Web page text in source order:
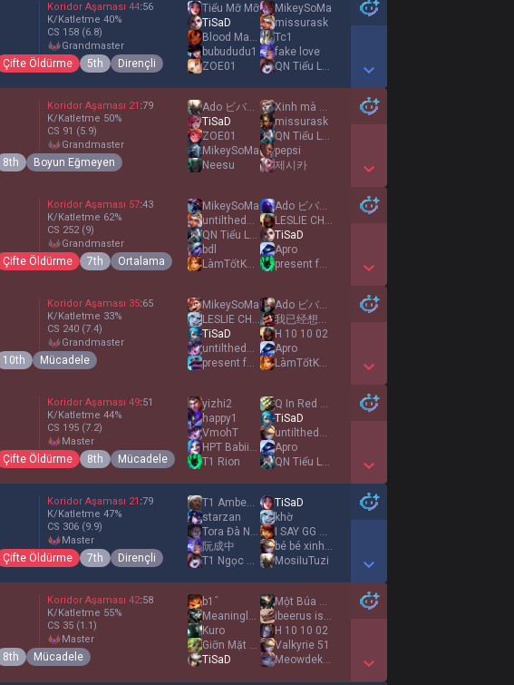
Koridor Aşaması 44:56
K/Katletme 40%
CS 158 (6.8)
grandmaster
Çifte Öldürme 5th Dirençli
Tiểu Mỡ Mỡ
TiSaD
Blood Mage
bubududu1
ZOE01
MikeySoMa
missurask
Tc1
fake love
QN Tiểu Lục
Show More Detail Games
Koridor Aşaması 21 :79
K/Katletme 50%
CS 91 (5.9)
grandmaster
8th Boyun Eğmeyen
Ado ビバリウム
TiSaD
ZOE01
MikeySoMa
Neesu
Xinh mà hay dỗii
missurask
QN Tiểu Lục
pepsi
제시카
Show More Detail Games
Koridor Aşaması 57:43
K/Katletme 62%
CS 252 (9)
grandmaster
Çifte Öldürme 7th Ortalama
MikeySoMa
untilthedaywedie
QN Tiểu Lục
bdl
LàmTốtKhoảnNhanh
Ado ビバリウム
LESLIE CHEUNG
TiSaD
Apro
present future
Show More Detail Games
Koridor Aşaması 35:65
K/Katletme 33%
CS 240 (7.4)
grandmaster
10th Mücadele
MikeySoMa
LESLIE CHEUNG
TiSaD
untilthedaywedie
present future
Ado ビバリウム
我已经想念你
H 10 10 02
Apro
LàmTốtKhoảnNhanh
Show More Detail Games
Koridor Aşaması 49:51
K/Katletme 44%
CS 195 (7.2)
master
Çifte Öldürme 8th Mücadele
yizhi2
happy1
VmohT
HPT Babiier MxM
T1 Rion
Q In Red Zone
TiSaD
untilthedaywedie
Apro
QN Tiểu Lục
Show More Detail Games
Koridor Aşaması 21 :79
K/Katletme 47%
CS 306 (9.9)
master
Çifte Öldürme 7th Dirençli
T1 Ambessa
starzan
Tora Đà Nẵng
阮成中
T1 Ngọc Khánh
TiSaD
khờ
I SAY GG 5 TIMES
bé bé xinh xink
MosiIuTuzi
Show More Detail Games
Koridor Aşaması 42:58
K/Katletme 55%
CS 35 (1.1)
master
8th Mücadele
b1ˆ
Meaningless life
Kuro
Giỡn Mặt Hả
TiSaD
Một Búa Một Đe
ibeerus is dead
H 10 10 02
Valkyrie 51
Meowdekaiser
Show More Detail Games